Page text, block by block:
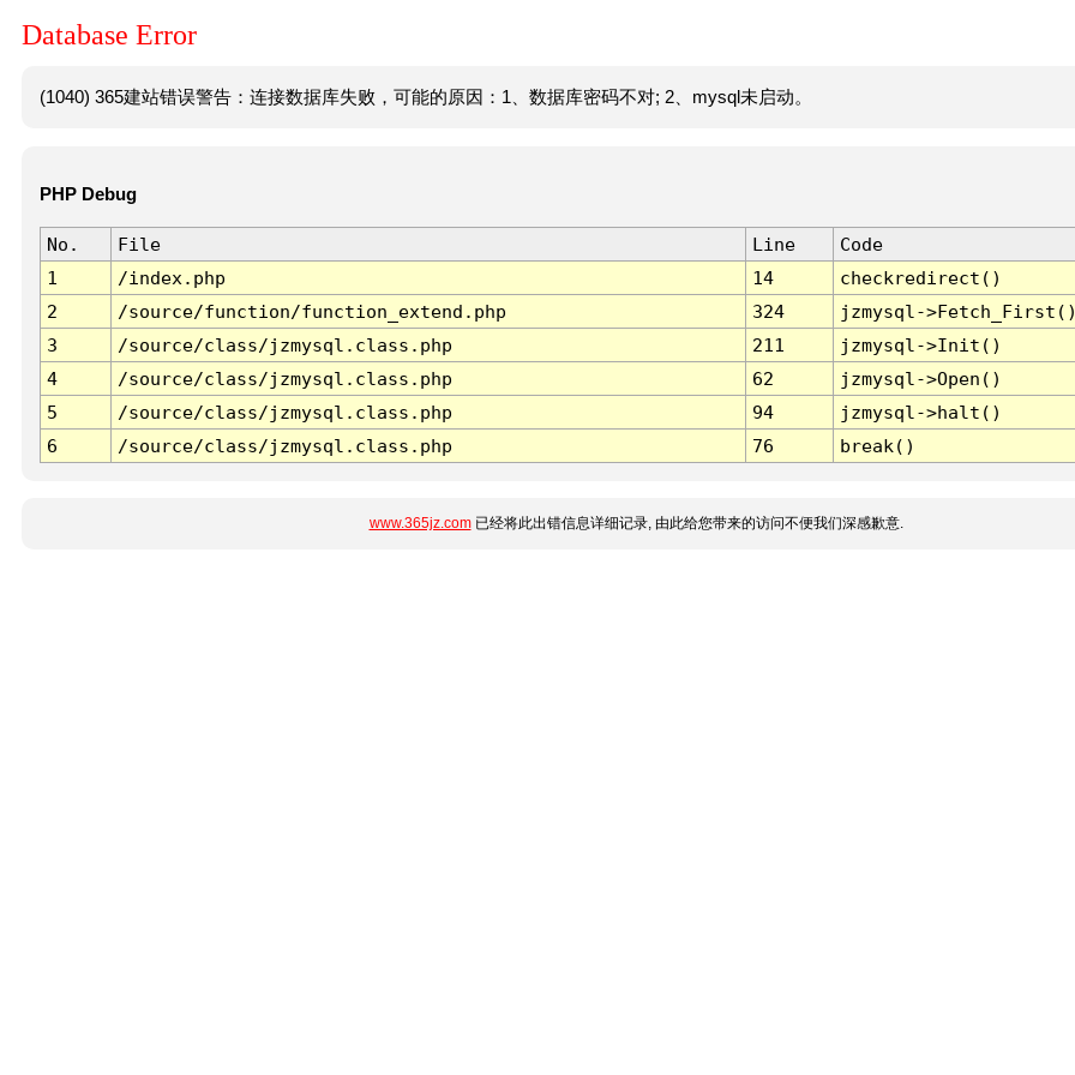
Database Error
(1040) 365建站错误警告：连接数据库失败，可能的原因：1、数据库密码不对; 2、mysql未启动。
PHP Debug
No. File Line
Code
1
/index.php 14
checkredirect()
2
/source/function/function_extend.php 324
jzmysql-
3
/source/class/jzmysql.class.php 211
jzmysql->Init()
4
/source/class/jzmysql.class.php 62
jzmysql->Open()
5
/source/class/jzmysql.class.php 94
jzmysql->halt()
6
/source/class/jzmysql.class.php 76 break()
www.365jz.com已经将此出错信息详细记录, 由此给您带来的访问不便我们深感歉意.